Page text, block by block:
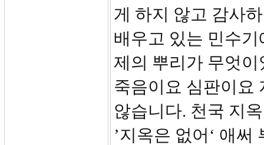
게 하지 않고 감사
배우고 있는 민수
제의 뿌리가 무엇
죽음이요 심판이요
않습니다. 천국 지
’지옥은 없어‘ 애